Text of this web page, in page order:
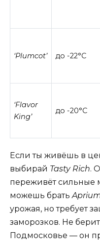
‘Plumcot’ до -22°C
‘Flavor
King’
до -20°C
Если ты живёшь в
выбирай Tasty Rich.
переживёт сильные
можешь брать
урожая, но требует
заморозков. Не
Подмосковье — он